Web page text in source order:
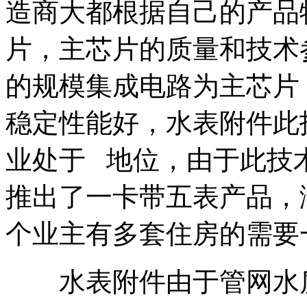
造商大都根据自己的产
片，主芯片的质量和技
的规模集成电路为主芯
稳定性能好，水表附件
业处于 地位，由于此技
推出了一卡带五表产品
个业主有多套住房的需
水表附件由于管网水